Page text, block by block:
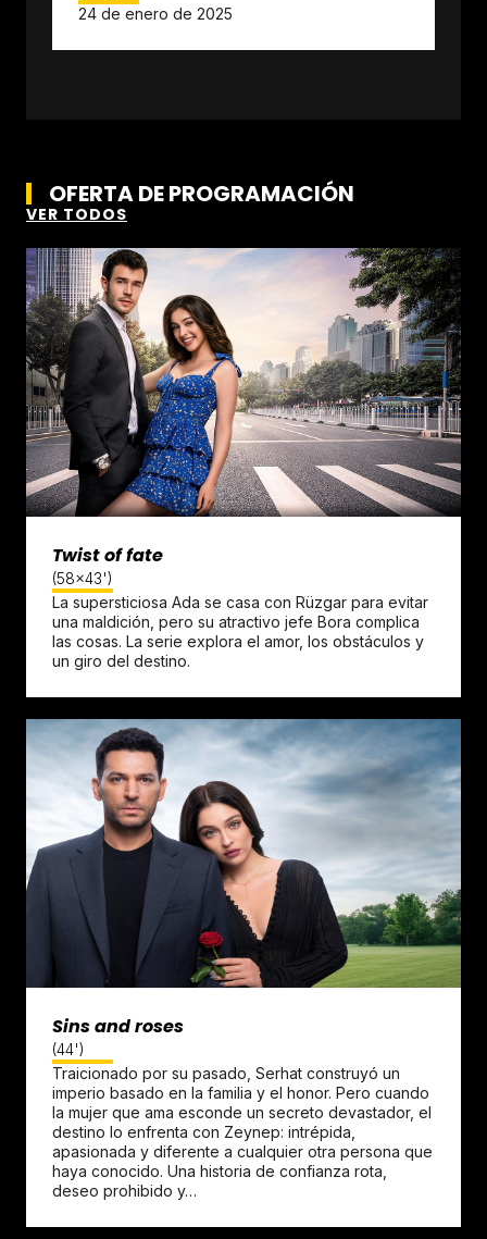
24 de enero de 2025
OFERTA DE PROGRAMACIÓN
VER TODOS
Twist of fate
(58x43')
La supersticiosa Ada se casa con Rüzgar para evitar
una maldición, pero su atractivo jefe Bora complica
las cosas. La serie explora el amor, los obstáculos y
un giro del destino.
Sins and roses
(44')
Traicionado por su pasado, Serhat construyó un
imperio basado en la familia y el honor. Pero cuando
la mujer que ama esconde un secreto devastador, el
destino lo enfrenta con Zeynep: intrépida,
apasionada y diferente a cualquier otra persona que
haya conocido. Una historia de confianza rota,
deseo prohibido y…